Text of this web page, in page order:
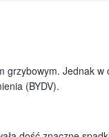
grzybowym. Jednak
(BYDV).